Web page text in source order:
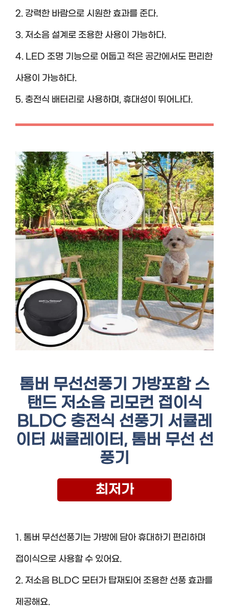
2. 강력한 바람으로 시원한 효과를 준다.
3. 저소음 설계로 조용한 사용이 가능하다.
4. LED 조명 기능으로 어둡고 적은 공간에서도 편리한
사용이 가능하다.
5. 충전식 배터리로 사용하며, 휴대성이 뛰어나다.
톰버 무선선풍기 가방포함 스
탠드 저소음 리모컨 접이식
BLDC 충전식 선풍기 서큘레
이터 써큘레이터, 톰버 무선 선
풍기
최저가
1. 톰버 무선선풍기는 가방에 담아 휴대하기 편리하며
접이식으로 사용할 수 있어요.
2. 저소음 BLDC 모터가 탑재되어 조용한 선풍 효과를
제공해요.